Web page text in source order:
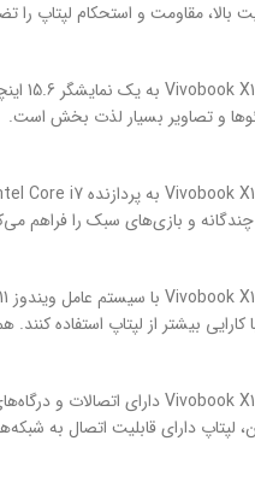
مقاومت و استحکام لپتاپ را
و تصاویر بسیار لذت بخش است.
بیشتر از لپتاپ استفاده